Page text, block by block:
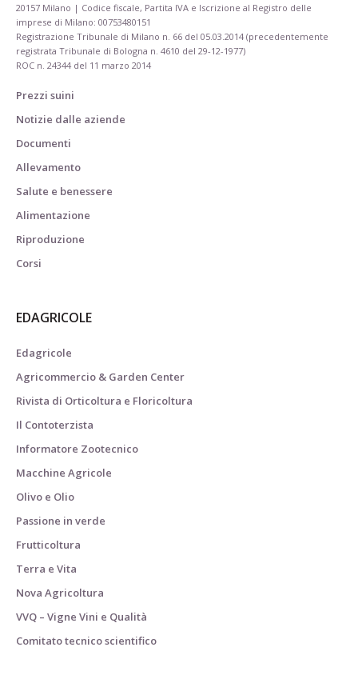
20157 Milano | Codice fiscale, Partita IVA e Iscrizione al Registro delle
imprese di Milano: 00753480151
Registrazione Tribunale di Milano n. 66 del 05.03.2014 (precedentemente
registrata Tribunale di Bologna n. 4610 del 29-12-1977)
ROC n. 24344 del 11 marzo 2014
Prezzi suini
Notizie dalle aziende
Documenti
Allevamento
Salute e benessere
Alimentazione
Riproduzione
Corsi
EDAGRICOLE
Edagricole
Agricommercio & Garden Center
Rivista di Orticoltura e Floricoltura
Il Contoterzista
Informatore Zootecnico
Macchine Agricole
Olivo e Olio
Passione in verde
Frutticoltura
Terra e Vita
Nova Agricoltura
VVQ – Vigne Vini e Qualità
Comitato tecnico scientifico